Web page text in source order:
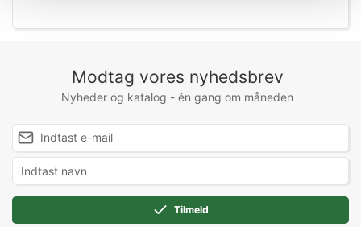
Modtag vores nyhedsbrev
Nyheder og katalog - én gang om måneden
Tilmeld